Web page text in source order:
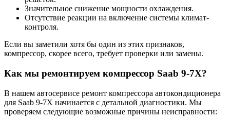
Значительное снижение мощности охлаждения.
Отсутствие реакции на включение системы климат-
контроля.
Если вы заметили хотя бы один из этих признаков,
компрессор, скорее всего, требует проверки или замены.
Как мы ремонтируем компрессор Saab 9-7X?
В нашем автосервисе ремонт компрессора автокондиционера
для Saab 9-7X начинается с детальной диагностики. Мы
проверяем следующие возможные причины неисправности: